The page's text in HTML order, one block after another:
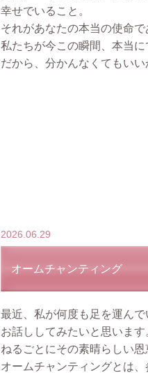
幸せでいること。
それがあなたの本当の使命
私たちが今この瞬間、本当に
だから、分かんなくてもい
2026.06.29
オームチャンティング
最近、私が何度も足を運ん
お話ししてみたいと思いま
ねるごとにその素晴らしい恩
オームチャンティングとは